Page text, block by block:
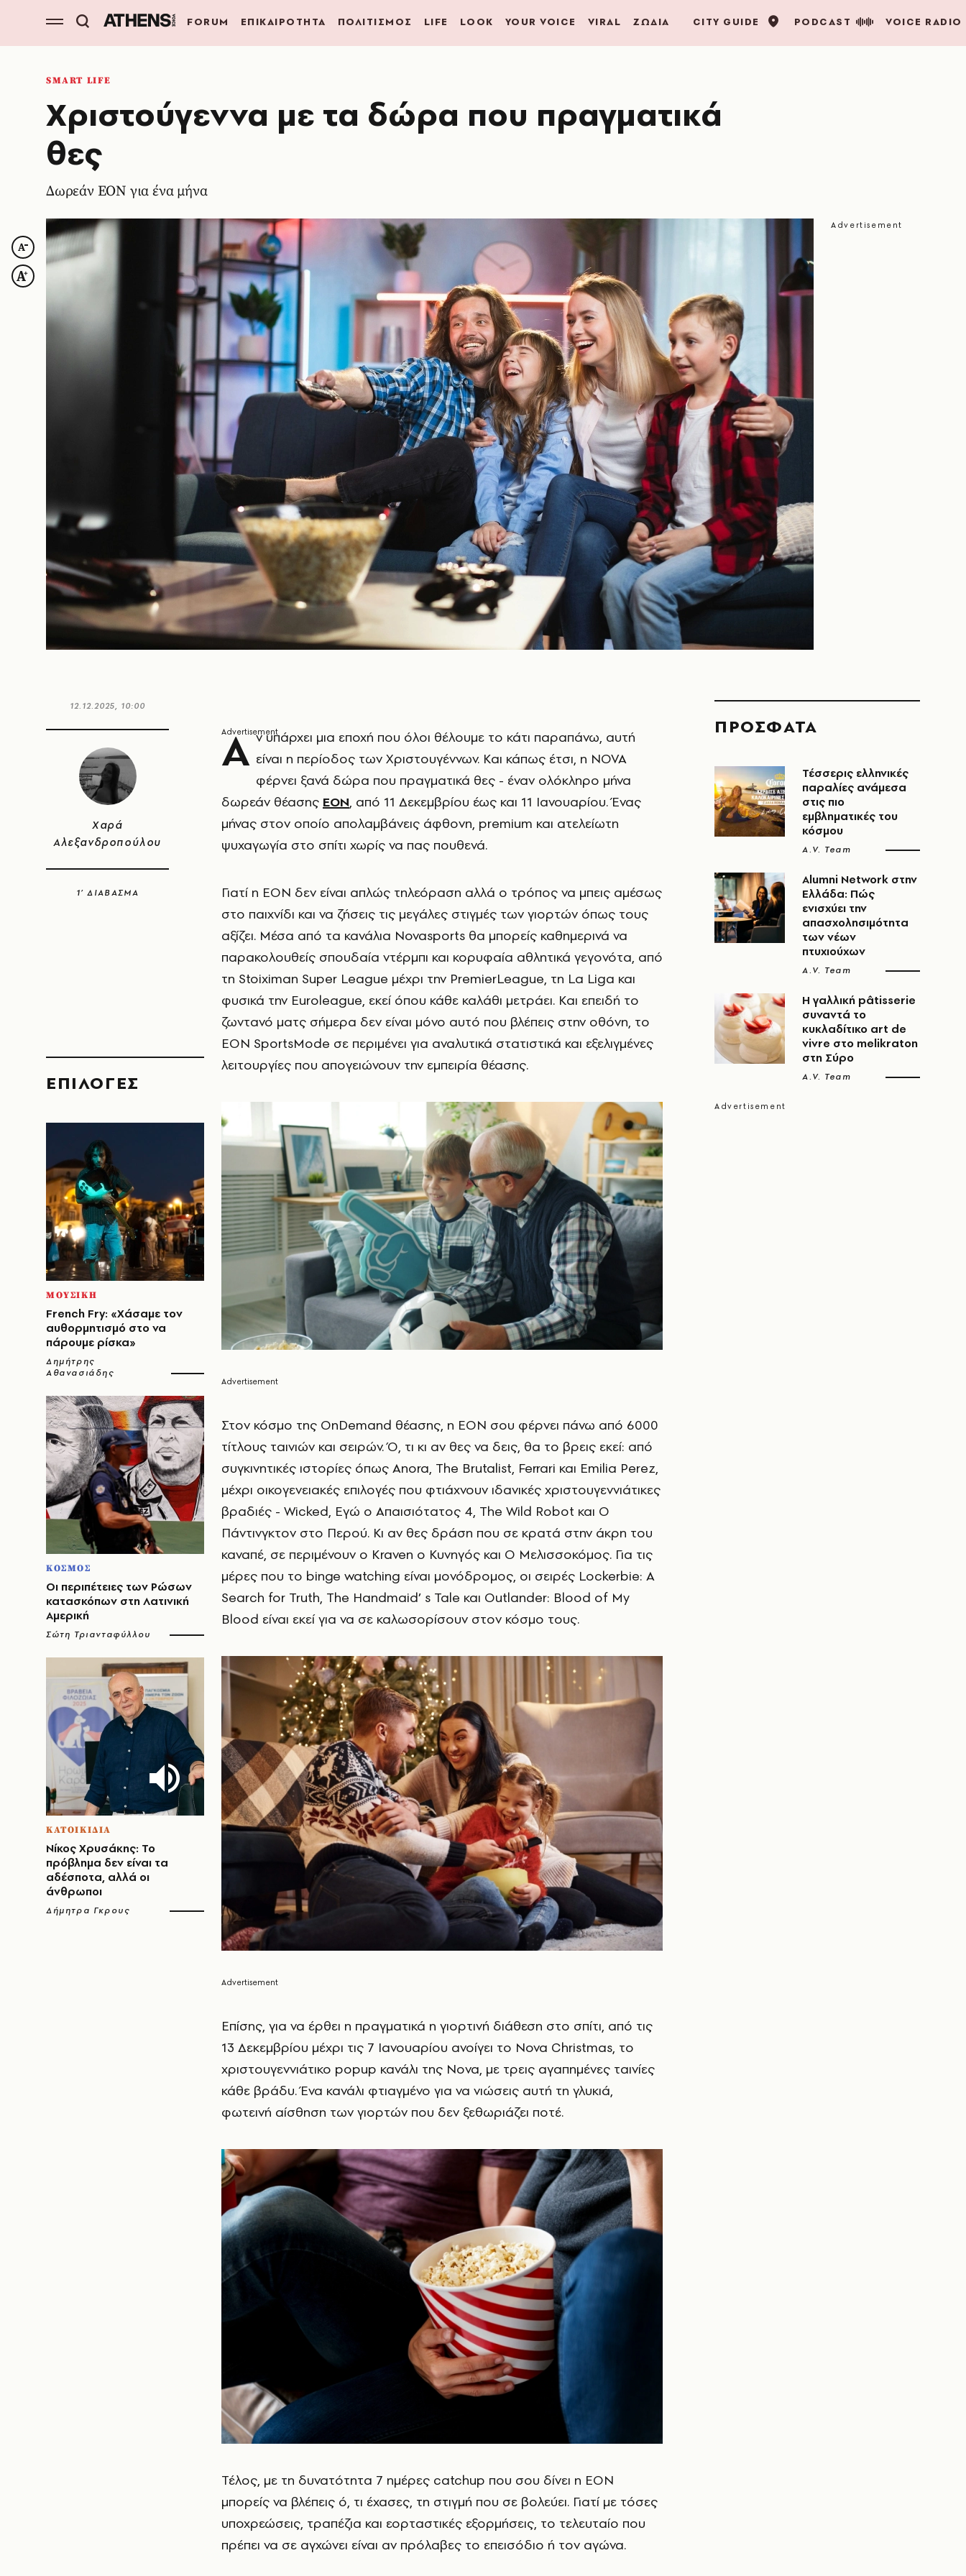
FORUM ΕΠΙΚΑΙΡΟΤΗΤΑ ΠΟΛΙΤΙΣΜΟΣ LIFE LOOK YOUR VOICE VIRAL ΖΩΔΙΑ CITY GUIDE PODCAST VOICE RADIO
SMART LIFE
Χριστούγεννα με τα δώρα που πραγματικά
θες
Δωρεάν EON για ένα μήνα
12.12.2025, 10:00
Χαρά
Αλεξανδροπούλου
1’ ΔΙΑΒΑΣΜΑ
EΠΙΛΟΓΈΣ
ΜΟΥΣΙΚΗ
French Fry: «Χάσαμε τον
αυθορμητισμό στο να
πάρουμε ρίσκα»
Δημήτρης
Αθανασιάδης
ΚΟΣΜΟΣ
Οι περιπέτειες των Ρώσων
κατασκόπων στη Λατινική
Αμερική
Σώτη Τριανταφύλλου
ΚΑΤΟΙΚΙΔΙΑ
Νίκος Χρυσάκης: Το
πρόβλημα δεν είναι τα
αδέσποτα, αλλά οι
άνθρωποι
Δήμητρα Γκρους
Α ν υπάρχει μια εποχή που όλοι θέλουμε το κάτι παραπάνω, αυτή
είναι η περίοδος των Χριστουγέννων. Και κάπως έτσι, η NOVA
φέρνει ξανά δώρα που πραγματικά θες - έναν ολόκληρο μήνα
δωρεάν θέασης ΕΟΝ, από 11 Δεκεμβρίου έως και 11 Ιανουαρίου. Ένας
μήνας στον οποίο απολαμβάνεις άφθονη, premium και ατελείωτη
ψυχαγωγία στο σπίτι χωρίς να πας πουθενά.
Γιατί η ΕΟΝ δεν είναι απλώς τηλεόραση αλλά ο τρόπος να μπεις αμέσως
στο παιχνίδι και να ζήσεις τις μεγάλες στιγμές των γιορτών όπως τους
αξίζει. Μέσα από τα κανάλια Novasports θα μπορείς καθημερινά να
παρακολουθείς σπουδαία ντέρμπι και κορυφαία αθλητικά γεγονότα, από
τη Stoiximan Super League μέχρι την PremierLeague, τη La Liga και
φυσικά την Euroleague, εκεί όπου κάθε καλάθι μετράει. Και επειδή το
ζωντανό ματς σήμερα δεν είναι μόνο αυτό που βλέπεις στην οθόνη, το
EON SportsMode σε περιμένει για αναλυτικά στατιστικά και εξελιγμένες
λειτουργίες που απογειώνουν την εμπειρία θέασης.
Στον κόσμο της OnDemand θέασης, η ΕΟΝ σου φέρνει πάνω από 6000
τίτλους ταινιών και σειρών. Ό, τι κι αν θες να δεις, θα το βρεις εκεί: από
συγκινητικές ιστορίες όπως Anora, The Brutalist, Ferrari και Emilia Perez,
μέχρι οικογενειακές επιλογές που φτιάχνουν ιδανικές χριστουγεννιάτικες
βραδιές - Wicked, Εγώ ο Απαισιότατος 4, The Wild Robot και Ο
Πάντινγκτον στο Περού. Κι αν θες δράση που σε κρατά στην άκρη του
καναπέ, σε περιμένουν ο Kraven ο Κυνηγός και Ο Μελισσοκόμος. Για τις
μέρες που το binge watching είναι μονόδρομος, οι σειρές Lockerbie: A
Search for Truth, The Handmaid’ s Tale και Outlander: Blood of My
Blood είναι εκεί για να σε καλωσορίσουν στον κόσμο τους.
Επίσης, για να έρθει η πραγματικά η γιορτινή διάθεση στο σπίτι, από τις
13 Δεκεμβρίου μέχρι τις 7 Ιανουαρίου ανοίγει το Nova Christmas, το
χριστουγεννιάτικο popup κανάλι της Νοva, με τρεις αγαπημένες ταινίες
κάθε βράδυ. Ένα κανάλι φτιαγμένο για να νιώσεις αυτή τη γλυκιά,
φωτεινή αίσθηση των γιορτών που δεν ξεθωριάζει ποτέ.
Τέλος, με τη δυνατότητα 7 ημέρες catchup που σου δίνει η ΕΟΝ
μπορείς να βλέπεις ό, τι έχασες, τη στιγμή που σε βολεύει. Γιατί με τόσες
υποχρεώσεις, τραπέζια και εορταστικές εξορμήσεις, το τελευταίο που
πρέπει να σε αγχώνει είναι αν πρόλαβες το επεισόδιο ή τον αγώνα.
ΠΡΟΣΦΑΤΑ
Τέσσερις ελληνικές
παραλίες ανάμεσα
στις πιο
εμβληματικές του
κόσμου
A.V. Team
Alumni Network στην
Ελλάδα: Πώς
ενισχύει την
απασχολησιμότητα
των νέων
πτυχιούχων
A.V. Team
Η γαλλική pâtisserie
συναντά το
κυκλαδίτικο art de
vivre στο melikraton
στη Σύρο
A.V. Team